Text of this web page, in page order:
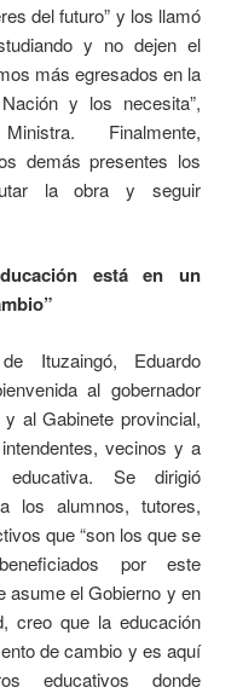
del futuro” y los llamó
y no dejen el
más egresados en la
y los necesita”,
Finalmente,
demás presentes los
la obra y seguir
está en un
Ituzaingó, Eduardo
al gobernador
al Gabinete provincial,
vecinos y a
Se dirigió
los alumnos, tutores,
que “son los que se
por este
asume el Gobierno y en
creo que la educación
de cambio y es aquí
educativos donde